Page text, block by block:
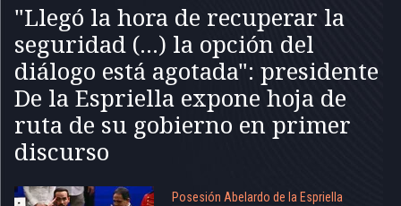
"Llegó la hora de recuperar la
seguridad (...) la opción del
diálogo está agotada": presidente
De la Espriella expone hoja de
ruta de su gobierno en primer
discurso
Posesión Abelardo de la Espriella